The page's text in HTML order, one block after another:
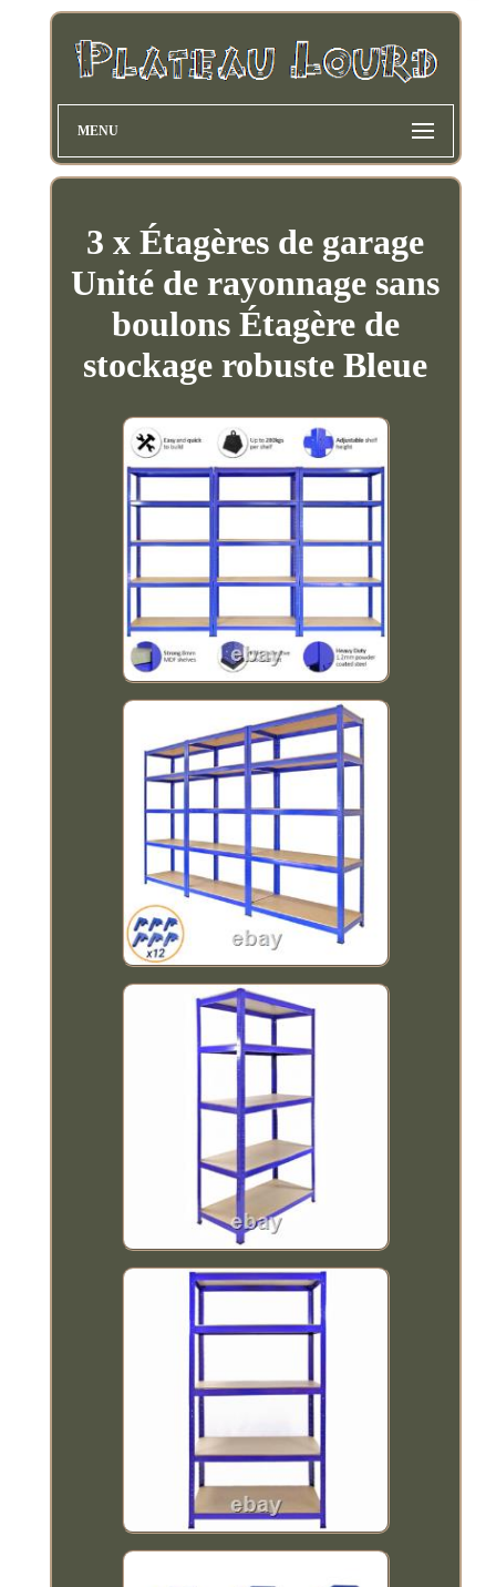
MENU
3 x Étagères de garage
Unité de rayonnage sans
boulons Étagère de
stockage robuste Bleue